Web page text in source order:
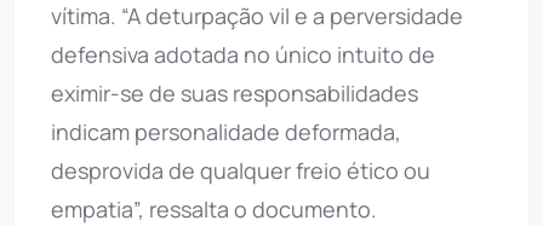
vítima. “A deturpação vil e a perversidade
defensiva adotada no único intuito de
eximir-se de suas responsabilidades
indicam personalidade deformada,
desprovida de qualquer freio ético ou
empatia”, ressalta o documento.